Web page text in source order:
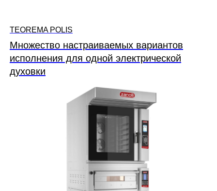
TEOREMA POLIS
Множество настраиваемых вариантов
исполнения для одной электрической
духовки